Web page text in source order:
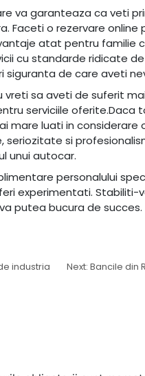
va garanteaza ca veti
o rezervare online
atat pentru familie
cu standarde ridicate
de care aveti
sa aveti de suferit
serviciile oferite.Daca
mare luati in considerare
seriozitate si
unui autocar.
personalului
experimentati.
putea bucura de succes.
industria
Next: Bancile din